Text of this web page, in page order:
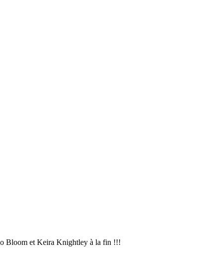
Bloom et Keira Knightley à la fin !!!